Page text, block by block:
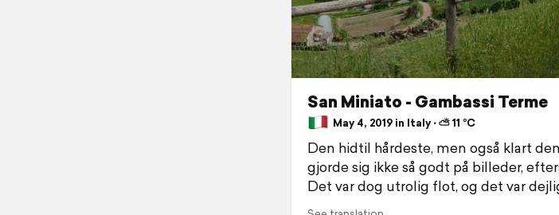
San Miniato - Gambassi Terme
May 4, 2019 in Italy ⋅ ⛅ 11 °C
Den hidtil hårdeste, men også klart
gjorde sig ikke så godt på billeder,
Det var dog utrolig flot, og det var